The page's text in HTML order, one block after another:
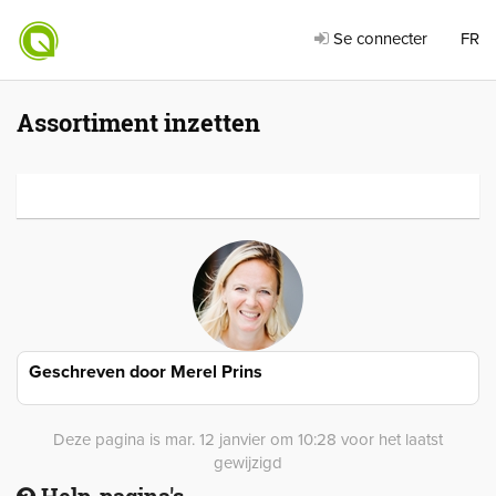
Se connecter FR
Assortiment inzetten
Geschreven door Merel Prins
Deze pagina is mar. 12 janvier om 10:28 voor het laatst
gewijzigd